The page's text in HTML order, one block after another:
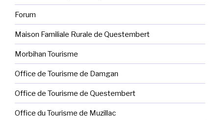
Forum
Maison Familiale Rurale de Questembert
Morbihan Tourisme
Office de Tourisme de Damgan
Office de Tourisme de Questembert
Office du Tourisme de Muzillac